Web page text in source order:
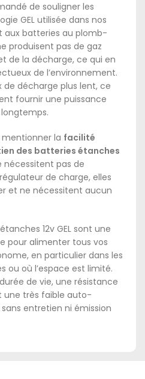
de souligner les
GEL utilisée dans nos
aux batteries au plomb-
produisent pas de gaz
de la décharge, ce qui en
de l’environnement.
de décharge plus lent, ce
fournir une puissance
la facilité
des batteries étanches
nécessitent pas de
de charge, elles
et ne nécessitent aucun
12v GEL sont une
pour alimenter tous vos
en particulier dans les
ou où l’espace est limité.
de vie, une résistance
une très faible auto-
entretien ni émission